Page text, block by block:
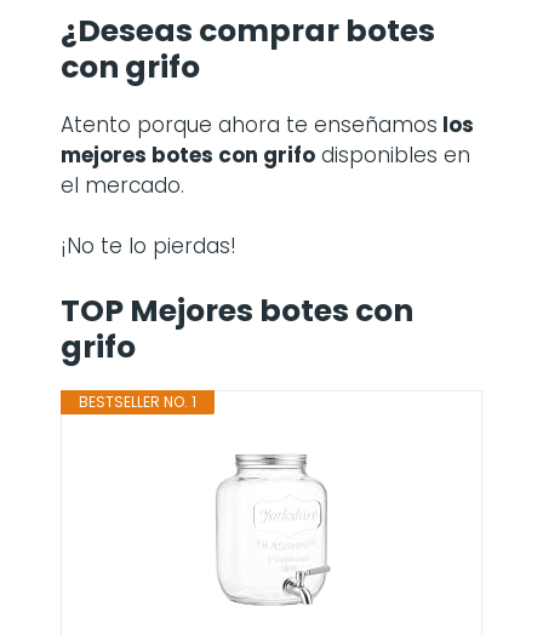
¿Deseas comprar botes
con grifo
Atento porque ahora te enseñamos los
mejores botes con grifo disponibles en
el mercado.
¡No te lo pierdas!
TOP Mejores botes con
grifo
BESTSELLER NO. 1